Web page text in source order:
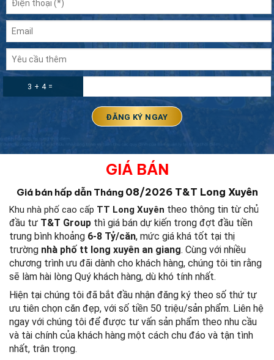
3 + 4 =
GIÁ BÁN
Giá bán hấp dẫn Tháng 08/2026T&T Long Xuyên
Khu nhà phố cao cấp TT Long Xuyên theo thông tin từ chủ
đầu tư T&T Group thì giá bán dự kiến trong đợt đầu tiền
trung bình khoảng 6-8 Tỷ/căn, mức giá khá tốt tại thị
trường nhà phố tt long xuyên an giang. Cùng với nhiều
chương trình ưu đãi dành cho khách hàng, chúng tôi tin rằng
sẽ làm hài lòng Quý khách hàng, dù khó tính nhất.
Hiện tại chúng tôi đã bắt đầu nhận đăng ký theo số thứ tự
ưu tiên chọn căn đẹp, với số tiền 50 triệu/sản phẩm. Liên hệ
ngay với chúng tôi để được tư vấn sản phẩm theo nhu cầu
và tài chính của khách hàng một cách chu đáo và tận tình
nhất, trân trọng.